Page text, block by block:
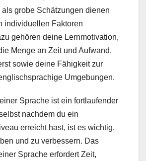
grobe Schätzungen dienen
individuellen Faktoren
gehören deine Lernmotivation,
Menge an Zeit und Aufwand,
sowie deine Fähigkeit zur
Umgebungen.
Sprache ist ein fortlaufender
nachdem du ein
erreicht hast, ist es wichtig,
und zu verbessern. Das
Sprache erfordert Zeit,